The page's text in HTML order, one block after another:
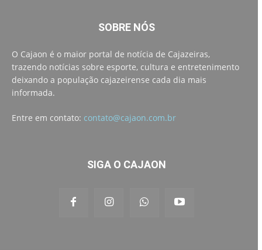
SOBRE NÓS
O Cajaon é o maior portal de notícia de Cajazeiras,
trazendo notícias sobre esporte, cultura e entretenimento
deixando a população cajazeirense cada dia mais
informada.
Entre em contato: contato@cajaon.com.br
SIGA O CAJAON